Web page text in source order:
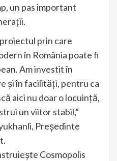
un pas important
prin care
în România poate fi
Am investit în
și în facilități, pentru ca
aici nu doar o locuință,
un viitor stabil,”
Președinte
Cosmopolis